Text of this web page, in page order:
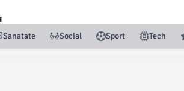
Sanatate Social Sport Tech